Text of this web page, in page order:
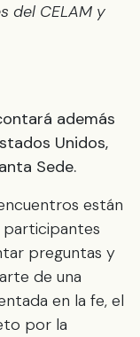
del CELAM y
además
Unidos,
Sede.
están
participantes
preguntas y
de una
en la fe, el
por la